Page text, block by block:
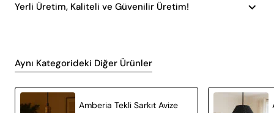
Yerli Üretim, Kaliteli ve Güvenilir Üretim!
Aynı Kategorideki Diğer Ürünler
Amberia Tekli Sarkıt Avize